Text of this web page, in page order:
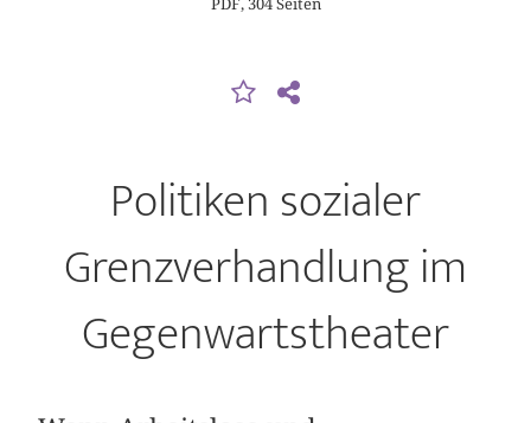
Politiken sozialer
Grenzverhandlung im
Gegenwartstheater